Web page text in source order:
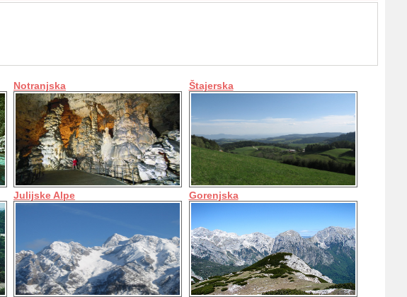
Notranjska Štajerska
Julijske Alpe Gorenjska